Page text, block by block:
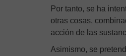
Por tanto, se ha
otras cosas,
acción de las
Asimismo, se